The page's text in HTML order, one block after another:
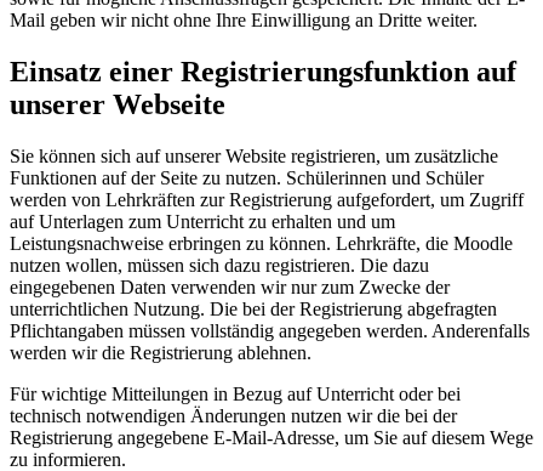
Mail geben wir nicht ohne Ihre Einwilligung an Dritte weiter.
Einsatz einer Registrierungsfunktion auf
unserer Webseite
Sie können sich auf unserer Website registrieren, um zusätzliche
Funktionen auf der Seite zu nutzen. Schülerinnen und Schüler
werden von Lehrkräften zur Registrierung aufgefordert, um Zugriff
auf Unterlagen zum Unterricht zu erhalten und um
Leistungsnachweise erbringen zu können. Lehrkräfte, die Moodle
nutzen wollen, müssen sich dazu registrieren. Die dazu
eingegebenen Daten verwenden wir nur zum Zwecke der
unterrichtlichen Nutzung. Die bei der Registrierung abgefragten
Pflichtangaben müssen vollständig angegeben werden. Anderenfalls
werden wir die Registrierung ablehnen.
Für wichtige Mitteilungen in Bezug auf Unterricht oder bei
technisch notwendigen Änderungen nutzen wir die bei der
Registrierung angegebene E-Mail-Adresse, um Sie auf diesem Wege
zu informieren.